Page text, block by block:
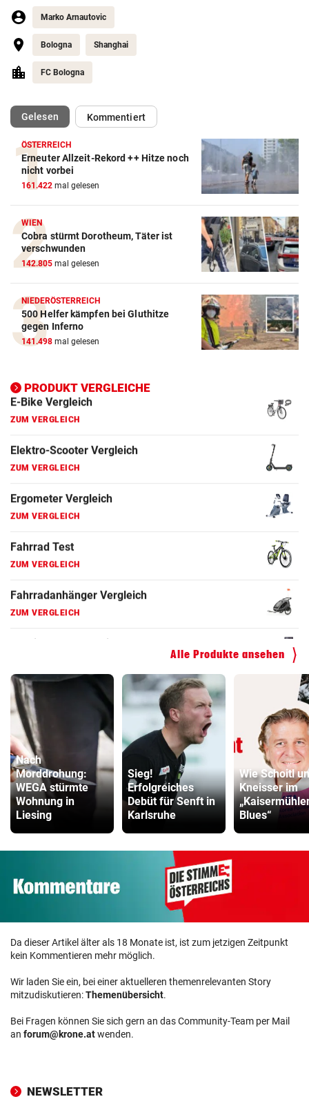
Marko Arnautovic
Bologna Shanghai
FC Bologna
Gelesen(ausgewählt)Kommentiert
ÖSTERREICH
Erneuter Allzeit-Rekord ++ Hitze noch
nicht vorbei
161.422 mal gelesen
WIEN
Cobra stürmt Dorotheum, Täter ist
verschwunden
142.805 mal gelesen
NIEDERÖSTERREICH
500 Helfer kämpfen bei Gluthitze
gegen Inferno
141.498 mal gelesen
PRODUKT VERGLEICHE
Action-Cam Vergleich
ZUM VERGLEICH
Crosstrainer Vergleich
ZUM VERGLEICH
E-Bike Vergleich
ZUM VERGLEICH
Elektro-Scooter Vergleich
ZUM VERGLEICH
ZUM VERGLEICH
Fahrrad Test
Fahrradanhänger Vergleich
Faszienrolle Vergleich
Kinderfahrrad Vergleich
Alle Produkte ansehen
Nach
Morddrohung:
WEGA stürmte
Wohnung in
Liesing
Sieg!
Erfolgreiches
Debüt für Senft in
Karlsruhe
Wie Schoitl
Kneisser im
Blues“
Da dieser Artikel älter als 18 Monate ist, ist zum jetzigen Zeitpunkt
kein Kommentieren mehr möglich.
Wir laden Sie ein, bei einer aktuelleren themenrelevanten Story
mitzudiskutieren:Themenübersicht.
Bei Fragen können Sie sich gern an das Community-Team per Mail
an forum@krone.atwenden.
NEWSLETTER